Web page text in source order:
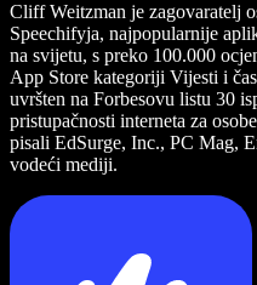
Cliff Weitzman je zagovaratelj
Speechifyja, najpopularnije
na svijetu, s preko 100.000
App Store kategoriji Vijesti i
uvršten na Forbesovu listu 30
pristupačnosti interneta za
pisali EdSurge, Inc., PC Mag,
vodeći mediji.